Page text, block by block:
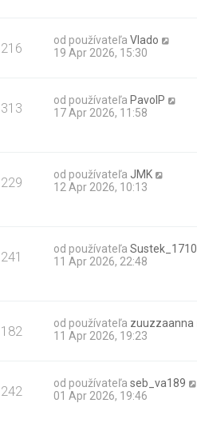
216 od používateľaVlado
19 Apr 2026, 15:30
313 od používateľa PavolP
17 Apr 2026, 11:58
229 od používateľa JMK
12 Apr 2026, 10:13
241 od používateľaSustek_1710
11 Apr 2026, 22:48
182 od používateľa zuuzzaanna
11 Apr 2026, 19:23
242 od používateľaseb_va189
01 Apr 2026, 19:46